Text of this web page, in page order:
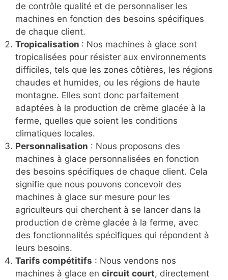
de contrôle qualité et de personnaliser les
machines en fonction des besoins spécifiques
de chaque client.
Tropicalisation : Nos machines à glace sont
tropicalisées pour résister aux environnements
difficiles, tels que les zones côtières, les régions
chaudes et humides, ou les régions de haute
montagne. Elles sont donc parfaitement
adaptées à la production de crème glacée à la
ferme, quelles que soient les conditions
climatiques locales.
Personnalisation : Nous proposons des
machines à glace personnalisées en fonction
des besoins spécifiques de chaque client. Cela
signifie que nous pouvons concevoir des
machines à glace sur mesure pour les
agriculteurs qui cherchent à se lancer dans la
production de crème glacée à la ferme, avec
des fonctionnalités spécifiques qui répondent à
leurs besoins.
Tarifs compétitifs : Nous vendons nos
machines à glace en circuit court, directement